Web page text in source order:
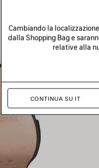
Cambiando la
dalla Shopping Bag e
relative alla
CONTINUA SU IT